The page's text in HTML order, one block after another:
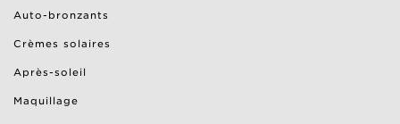
Auto-bronzants
Crèmes solaires
Après-soleil
Maquillage